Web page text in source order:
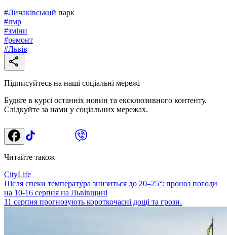
#Личаківський парк
#лмр
#зміни
#ремонт
#Львів
Підписуйтесь на наші соціальні мережі
Будьте в курсі останніх новин та ексклюзивного контенту.
Слідкуйте за нами у соціальних мережах.
Читайте також
CityLife
Після спеки температура знизиться до 20–25°: проноз погоди
на 10-16 серпня на Львівщині
11 серпня прогнозують короткочасні дощі та грози.